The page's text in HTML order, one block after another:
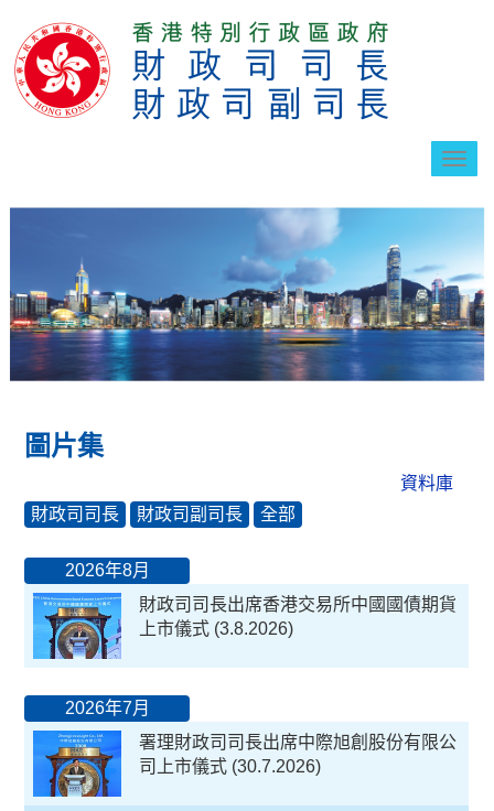
切
導
圖片集
資料庫
財政司司長
財政司副司長 全部
2026年8月
財政司司長出席香港交易所中國國債期貨
上市儀式 (3.8.2026)
2026年7月
署理財政司司長出席中際旭創股份有限公
司上市儀式 (30.7.2026)